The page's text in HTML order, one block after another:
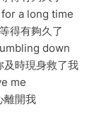
a long time
得有夠久了
down
及時現身救了我
me
離開我